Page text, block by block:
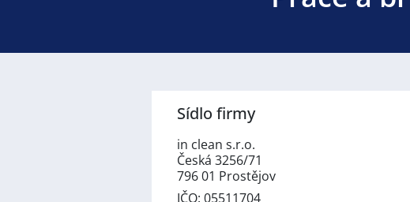
Sídlo firmy
in clean s.r.o.
Česká 3256/71
796 01 Prostějov
IČO: 05511704